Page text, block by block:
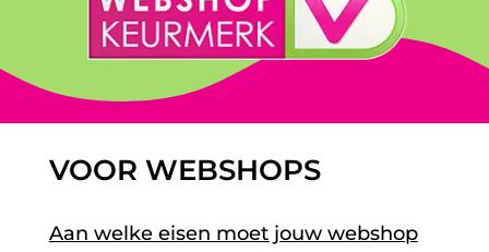
VOOR WEBSHOPS
Aan welke eisen moet jouw webshop